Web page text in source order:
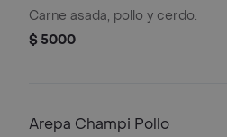
Carne asada, pollo y cerdo.
$ 5000
Arepa Champi Pollo